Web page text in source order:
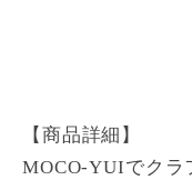
【商品詳細】
MOCO-YUIでクラ